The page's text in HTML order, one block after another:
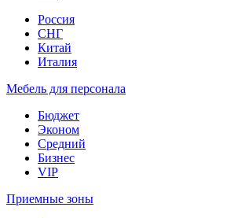
Россия
СНГ
Китай
Италия
Мебель для персонала
Бюджет
Эконом
Средний
Бизнес
VIP
Приемные зоны